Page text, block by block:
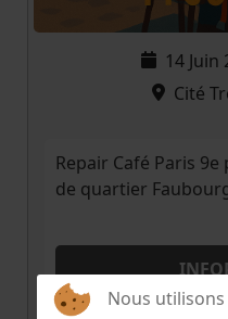
14 Juin
Cité
Repair Café Paris
de quartier
Nous